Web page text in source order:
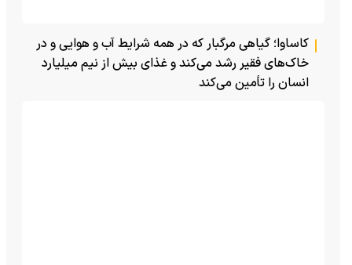
کاساوا؛ گیاهی مرگبار که در همه شرایط آب و هوایی و در
خاک‌های فقیر رشد می‌کند و غذای بیش از نیم میلیارد
انسان را تأمین می‌کند